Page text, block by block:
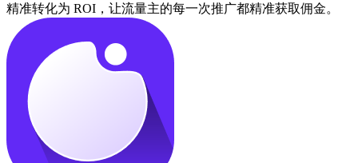
精准转化为 ROI，让流量主的每一次推广都精准获取佣金。